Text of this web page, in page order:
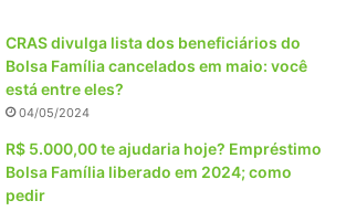
CRAS divulga lista dos beneficiários do
Bolsa Família cancelados em maio: você
está entre eles?
04/05/2024
R$ 5.000,00 te ajudaria hoje? Empréstimo
Bolsa Família liberado em 2024; como
pedir